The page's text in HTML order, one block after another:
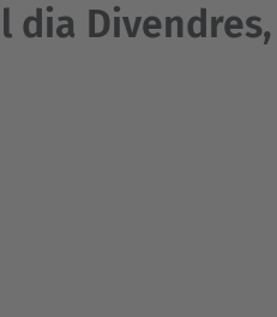
Divendres,